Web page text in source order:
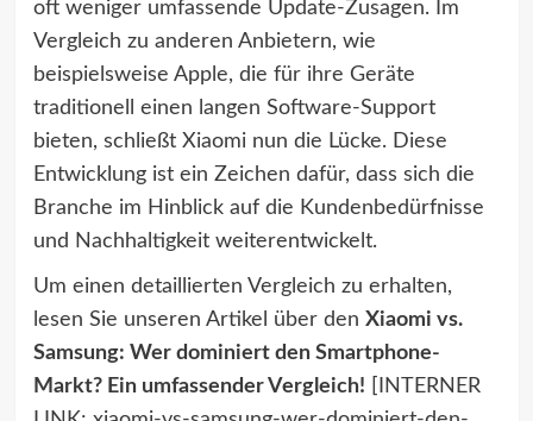
oft weniger umfassende Update-Zusagen. Im
Vergleich zu anderen Anbietern, wie
beispielsweise Apple, die für ihre Geräte
traditionell einen langen Software-Support
bieten, schließt Xiaomi nun die Lücke. Diese
Entwicklung ist ein Zeichen dafür, dass sich die
Branche im Hinblick auf die Kundenbedürfnisse
und Nachhaltigkeit weiterentwickelt.
Um einen detaillierten Vergleich zu erhalten,
lesen Sie unseren Artikel über den Xiaomi vs.
Samsung: Wer dominiert den Smartphone-
Markt? Ein umfassender Vergleich! [INTERNER